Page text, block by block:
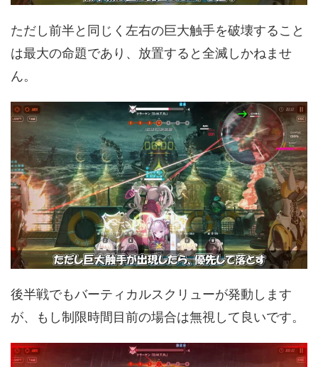
ただし前半と同じく左右の巨大触手を破壊すること
は最大の命題であり、放置すると全滅しかねませ
ん。
後半戦でもバーティカルスクリューが発動します
が、もし制限時間目前の場合は無視して良いです。